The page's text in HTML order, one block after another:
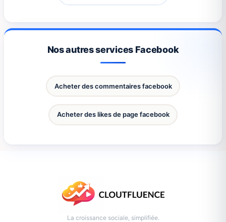
Nos autres services Facebook
Acheter des commentaires facebook
Acheter des likes de page facebook
La croissance sociale, simplifiée.